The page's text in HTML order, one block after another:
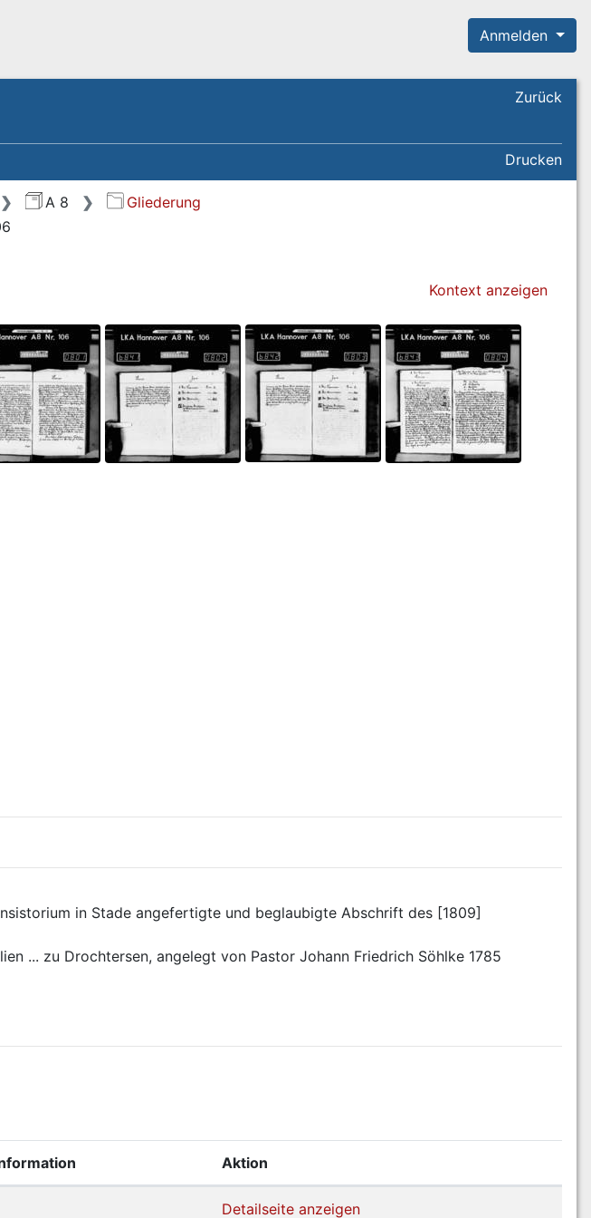
Anmelden
Zurück
Drucken
A 8
Gliederung
Kontext anzeigen
in Stade angefertigte und beglaubigte Abschrift des [1809]
... zu Drochtersen, angelegt von Pastor Johann Friedrich Söhlke 1785
Aktion
Detailseite anzeigen